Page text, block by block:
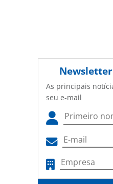
Newsletter
As principais
seu e-mail